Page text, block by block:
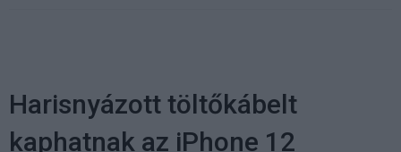
Harisnyázott töltőkábelt
kaphatnak az iPhone 12